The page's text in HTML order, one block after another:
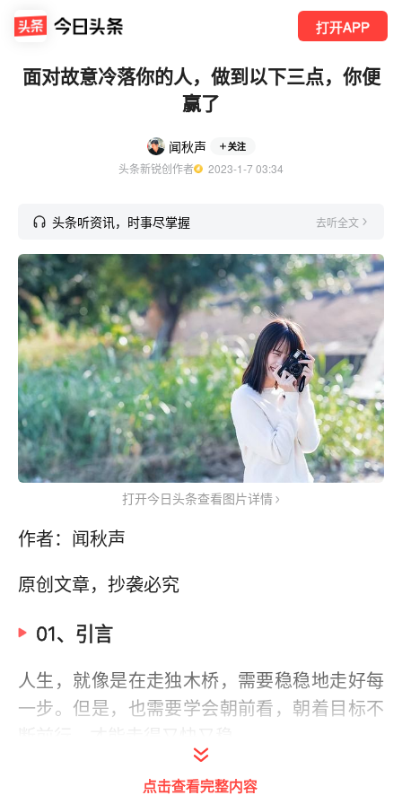
打开APP
面对故意冷落你的人，做到以下三点，你便
赢了
闻秋声 关注
头条新锐创作者
  2023-1-7 03:34
头条听资讯，时事尽掌握 去听全文
打开今日头条查看图片详情
作者：闻秋声
原创文章，抄袭必究
01、引言
人生，就像是在走独木桥，需要稳稳地走好每
一步。但是，也需要学会朝前看，朝着目标不
在前行的路上，你会遇到善良，愿意给你让
点击查看完整内容